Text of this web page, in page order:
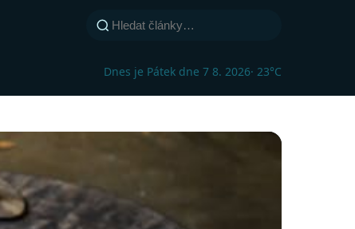
Dnes je Pátek dne 7 8. 2026· 23°C